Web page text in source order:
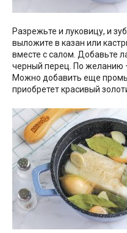
Разрежьте и луковицу, и
выложите в казан или
вместе с салом. Добавьте
черный перец. По желанию
Можно добавить еще
приобретет красивый